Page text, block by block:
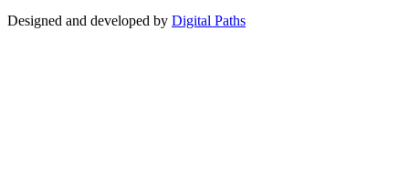
Designed and developed by Digital Paths